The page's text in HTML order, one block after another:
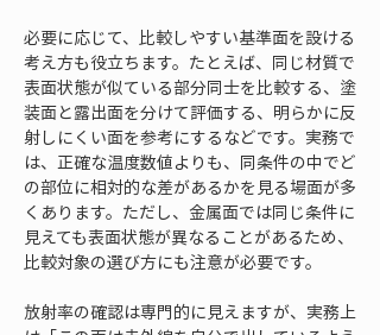
必要に応じて、比較しやすい基準面を設ける
考え方も役立ちます。たとえば、同じ材質で
表面状態が似ている部分同士を比較する、塗
装面と露出面を分けて評価する、明らかに反
射しにくい面を参考にするなどです。実務で
は、正確な温度数値よりも、同条件の中でど
の部位に相対的な差があるかを見る場面が多
くあります。ただし、金属面では同じ条件に
見えても表面状態が異なることがあるため、
比較対象の選び方にも注意が必要です。
放射率の確認は専門的に見えますが、実務上